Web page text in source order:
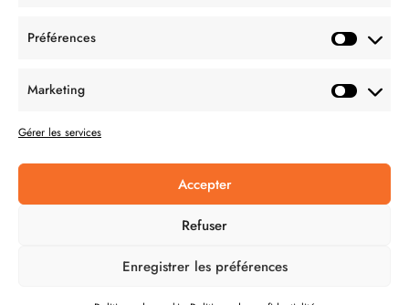
Préférences
Marketing
Gérer les services
Accepter
Refuser
Enregistrer les préférences
CONDITION GÉNÉRALES DE VENTES